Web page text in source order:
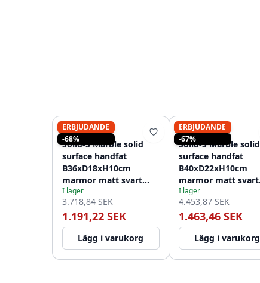
ERBJUDANDE
-68%
SOLID-S
Solid-S Marble solid
surface handfat
B36xD18xH10cm
marmor matt svart
1208953896
I lager
3.718,84 SEK
1.191,22 SEK
Lägg i varukorg
ERBJUDANDE
-67%
SOLID-S
Solid-S Marble solid
surface handfat
B40xD22xH10cm
marmor matt svart
1208953898
I lager
4.453,87 SEK
1.463,46 SEK
Lägg i varukorg